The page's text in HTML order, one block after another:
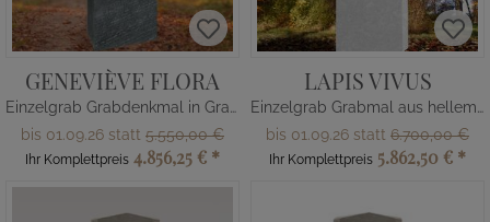
GENEVIÈVE FLORA
Einzelgrab Grabdenkmal in Granit
bis 01.09.26 statt 5.550,00 €
Ihr Komplettpreis 4.856,25 € *
LAPIS VIVUS
Einzelgrab Grabmal aus hellem Kalkstein mit Bronze Ornament
bis 01.09.26 statt 6.700,00 €
Ihr Komplettpreis 5.862,50 € *